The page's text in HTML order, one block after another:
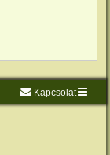
Kapcsolat